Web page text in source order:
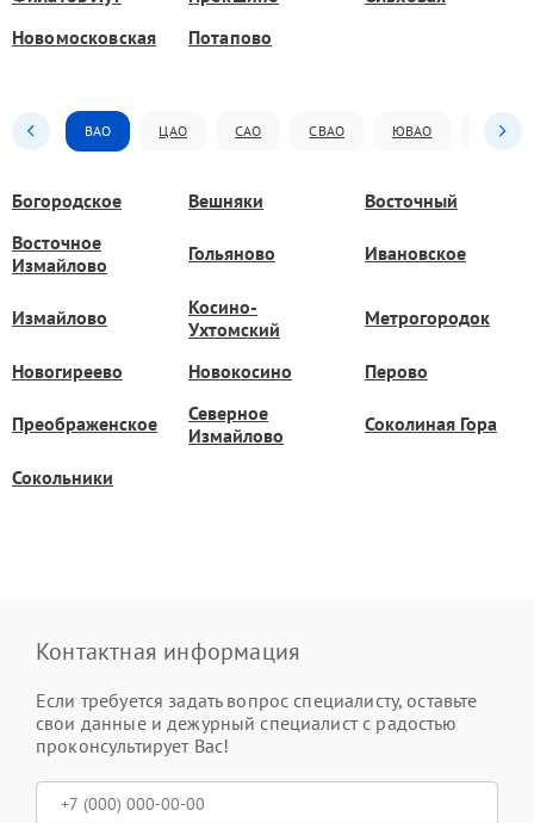
Новомосковская
Потапово
ВАО ЦАО САО СВАО ЮВАО ЮАО
Богородское Вешняки
Восточный
Восточное
Измайлово
Гольяново Ивановское
Измайлово
Косино-
Ухтомский
Метрогородок
Новогиреево Новокосино Перово
Преображенское
Северное
Измайлово
Соколиная Гора
Сокольники
Контактная информация
Если требуется задать вопрос специалисту, оставьте
свои данные и дежурный специалист с радостью
проконсультирует Вас!